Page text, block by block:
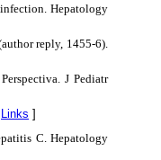
Hepatology
reply, 1455-6).
J Pediatr
Links ]
C. Hepatology